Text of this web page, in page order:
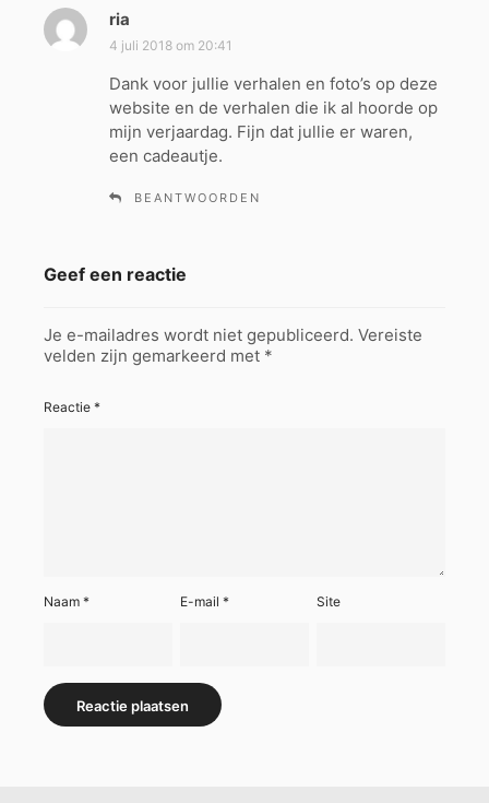
ria
c
r
e
e
f
4 juli 2018 om 20:41
Dank voor jullie verhalen en foto’s op deze
website en de verhalen die ik al hoorde op
mijn verjaardag. Fijn dat jullie er waren,
een cadeautje.
BEANTWOORDEN
Geef een reactie
Je e-mailadres wordt niet gepubliceerd. Vereiste
velden zijn gemarkeerd met *
Reactie *
Naam * E-mail* Site